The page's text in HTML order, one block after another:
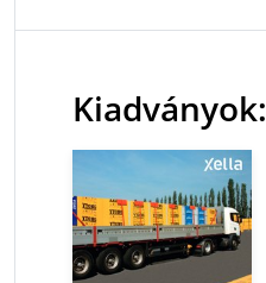
Kiadványok: